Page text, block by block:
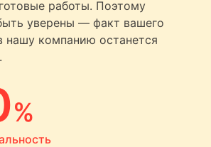
работы. Поэтому
уверены — факт вашего
нашу компанию останется
%